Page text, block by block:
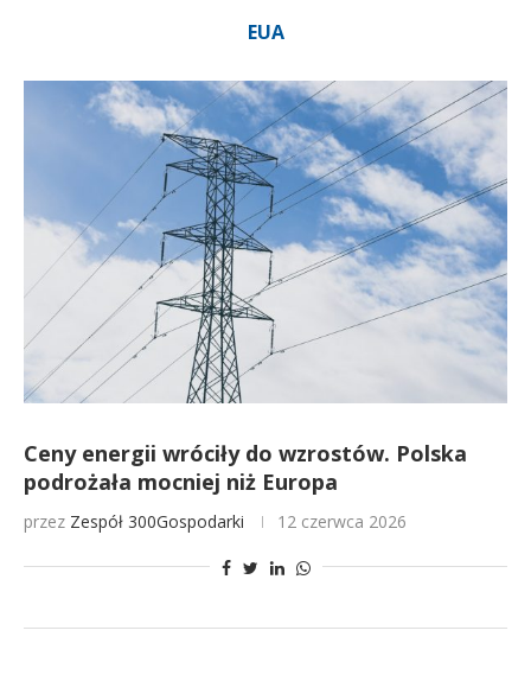
EUA
Ceny energii wróciły do wzrostów. Polska
podrożała mocniej niż Europa
przez Zespół 300Gospodarki 12 czerwca 2026